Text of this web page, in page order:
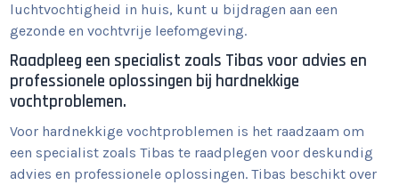
luchtvochtigheid in huis, kunt u bijdragen aan een
gezonde en vochtvrije leefomgeving.
Raadpleeg een specialist zoals Tibas voor advies en
professionele oplossingen bij hardnekkige
vochtproblemen.
Voor hardnekkige vochtproblemen is het raadzaam om
een specialist zoals Tibas te raadplegen voor deskundig
advies en professionele oplossingen. Tibas beschikt over